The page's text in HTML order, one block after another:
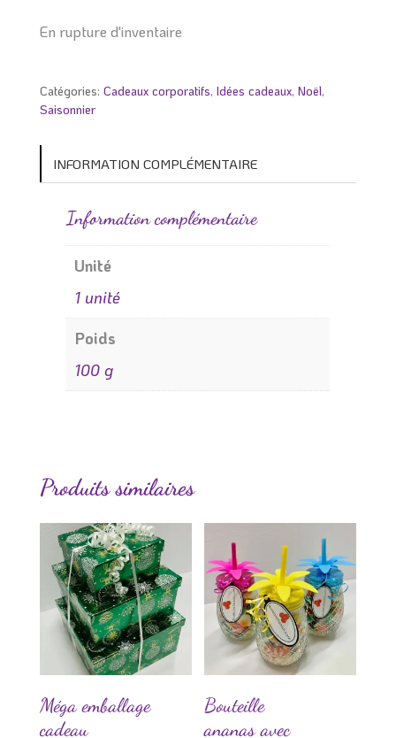
En rupture d'inventaire
Catégories: Cadeaux corporatifs, Idées cadeaux, Noël,
Saisonnier
INFORMATION COMPLÉMENTAIRE
Information complémentaire
Unité
1 unité
Poids
100 g
Produits similaires
Méga emballage
cadeau
Bouteille
ananas avec